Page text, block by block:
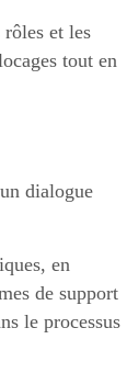
rôles et les
tout en
dialogue
en
de support
le processus